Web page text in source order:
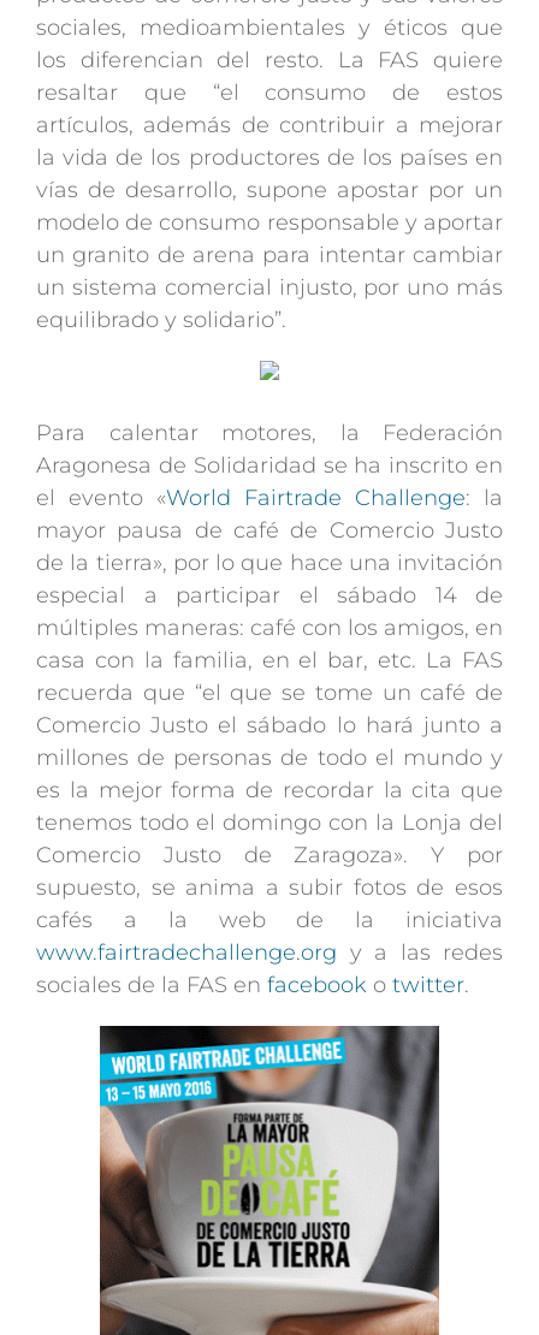
sociales, medioambientales y éticos que
los diferencian del resto. La FAS quiere
resaltar que “el consumo de estos
artículos, además de contribuir a mejorar
la vida de los productores de los países en
vías de desarrollo, supone apostar por un
modelo de consumo responsable y aportar
un granito de arena para intentar cambiar
un sistema comercial injusto, por uno más
equilibrado y solidario”.
Para calentar motores, la Federación
Aragonesa de Solidaridad se ha inscrito en
el evento «World Fairtrade Challenge: la
mayor pausa de café de Comercio Justo
de la tierra», por lo que hace una invitación
especial a participar el sábado 14 de
múltiples maneras: café con los amigos, en
casa con la familia, en el bar, etc. La FAS
recuerda que “el que se tome un café de
Comercio Justo el sábado lo hará junto a
millones de personas de todo el mundo y
es la mejor forma de recordar la cita que
tenemos todo el domingo con la Lonja del
Comercio Justo de Zaragoza». Y por
supuesto, se anima a subir fotos de esos
cafés a la web de la iniciativa
www.fairtradechallenge.org y a las redes
sociales de la FAS en facebook o twitter.